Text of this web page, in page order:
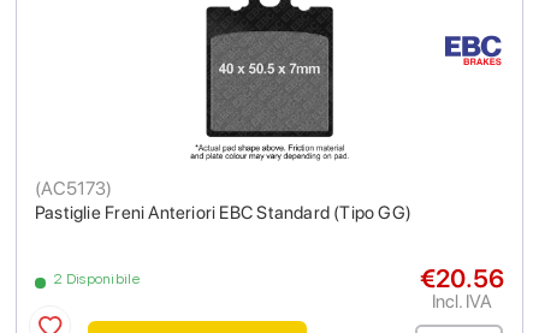
Pastiglie Freni Anteriori EBC Standard (Tipo GG)
(AC5173)
2 Disponibile €20.56
Incl. IVA